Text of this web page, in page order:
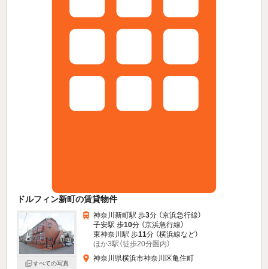
ドルフィン新町の賃貸物件
すべての写真
神奈川新町駅 歩3分 （京浜急行線）
子安駅 歩10分 （京浜急行線）
東神奈川駅 歩11分 （横浜線など）
ほか3駅（徒歩20分圏内）
神奈川県横浜市神奈川区亀住町